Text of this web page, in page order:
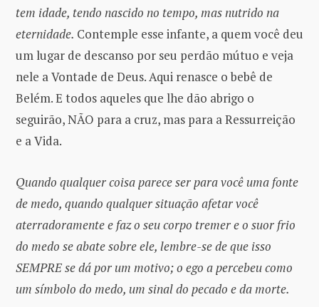
tem idade, tendo nascido no tempo, mas nutrido na
eternidade. Contemple esse infante, a quem você deu
um lugar de descanso por seu perdão mútuo e veja
nele a Vontade de Deus. Aqui renasce o bebê de
Belém. E todos aqueles que lhe dão abrigo o
seguirão, NÃO para a cruz, mas para a Ressurreição
e a Vida.
Quando qualquer coisa parece ser para você uma fonte
de medo, quando qualquer situação afetar você
aterradoramente e faz o seu corpo tremer e o suor frio
do medo se abate sobre ele, lembre-se de que isso
SEMPRE se dá por um motivo; o ego a percebeu como
um símbolo do medo, um sinal do pecado e da morte.